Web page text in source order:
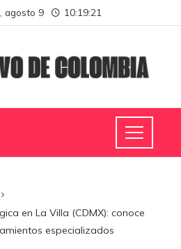
agosto 9 10:19:22
en La Villa (CDMX): conoce
especializados